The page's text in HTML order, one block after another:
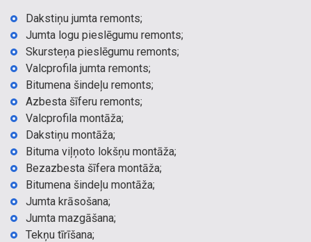
Dakstiņu jumta remonts;
Jumta logu pieslēgumu remonts;
Skursteņa pieslēgumu remonts;
Valcprofila jumta remonts;
Bitumena šindeļu remonts;
Azbesta šīferu remonts;
Valcprofila montāža;
Dakstiņu montāža;
Bituma viļņoto lokšņu montāža;
Bezazbesta šīfera montāža;
Bitumena šindeļu montāža;
Jumta krāsošana;
Jumta mazgāšana;
Tekņu tīrīšana;